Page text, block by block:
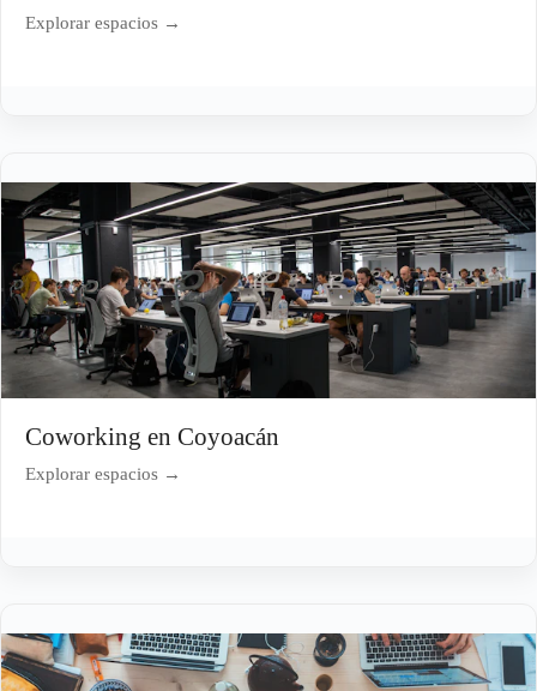
Explorar espacios →
Coworking en Coyoacán
Explorar espacios →